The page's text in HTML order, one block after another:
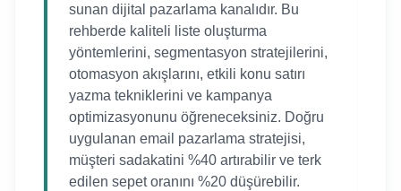
sunan dijital pazarlama kanalıdır. Bu
rehberde kaliteli liste oluşturma
yöntemlerini, segmentasyon stratejilerini,
otomasyon akışlarını, etkili konu satırı
yazma tekniklerini ve kampanya
optimizasyonunu öğreneceksiniz. Doğru
uygulanan email pazarlama stratejisi,
müşteri sadakatini %40 artırabilir ve terk
edilen sepet oranını %20 düşürebilir.